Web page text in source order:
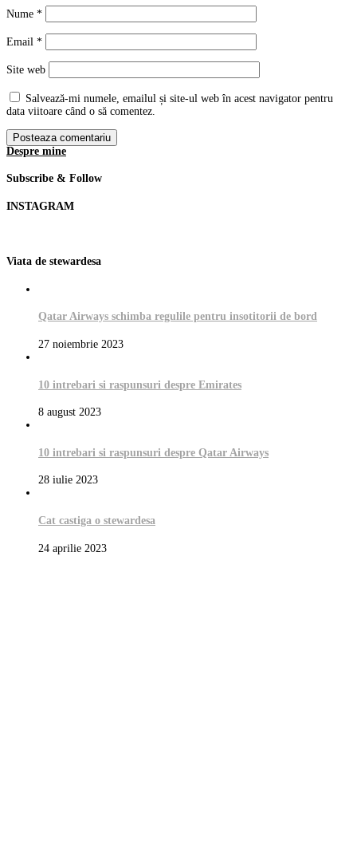
Nume *
Email *
Site web
Salvează-mi numele, emailul și site-ul web în acest navigator pentru
data viitoare când o să comentez.
Despre mine
Subscribe & Follow
INSTAGRAM
Viata de stewardesa
Qatar Airways schimba regulile pentru insotitorii de bord
27 noiembrie 2023
10 intrebari si raspunsuri despre Emirates
8 august 2023
10 intrebari si raspunsuri despre Qatar Airways
28 iulie 2023
Cat castiga o stewardesa
24 aprilie 2023